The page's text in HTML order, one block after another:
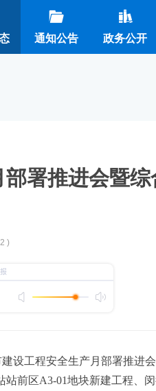
通知公告 政务公开
署推进会暨
)
工程安全生产月部署推进
前区A3-01地块新建工程、